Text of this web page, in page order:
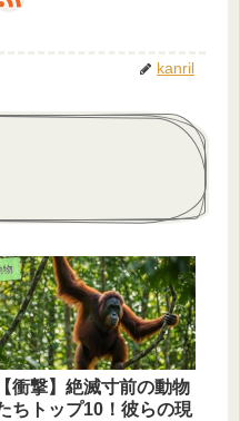
kanril
物
【衝撃】絶滅寸前の動物
ちトップ10！彼らの現